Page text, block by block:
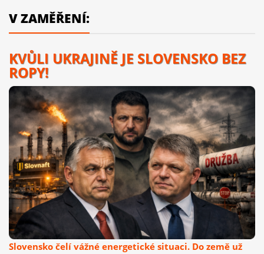
V ZAMĚŘENÍ:
KVŮLI UKRAJINĚ JE SLOVENSKO BEZ
ROPY!
Slovensko čelí vážné energetické situaci. Do země už